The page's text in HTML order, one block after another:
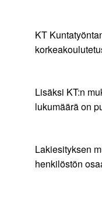
KT
Lisäksi KT:n
lukumäärä on
Lakiesityksen
henkilöstön